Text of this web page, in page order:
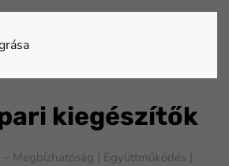
kiegészítők
Megbízhatóság | Együttműködés |